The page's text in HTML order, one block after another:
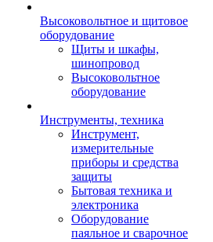
Высоковольтное и щитовое
оборудование
Щиты и шкафы,
шинопровод
Высоковольтное
оборудование
Инструменты, техника
Инструмент,
измерительные
приборы и средства
защиты
Бытовая техника и
электроника
Оборудование
паяльное и сварочное